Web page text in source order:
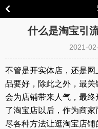
什么是淘宝引
2021-
不管是开实体店，还是
品要好，除此之外，最
会为店铺带来人气，最
了淘宝店以后，作为商
尽各种方法让逛淘宝店